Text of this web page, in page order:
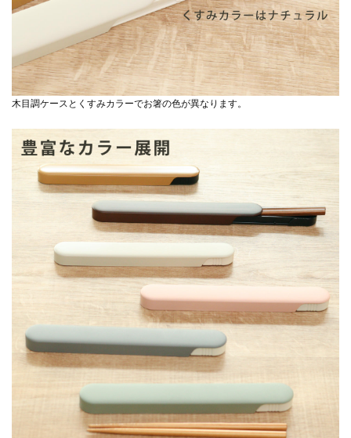
木目調ケースとくすみカラーでお箸の色が異なります。